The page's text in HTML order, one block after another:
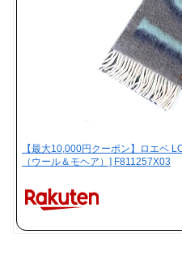
【最大10,000円クーポン】ロエベ
（ウール＆モヘア）] F811257X03